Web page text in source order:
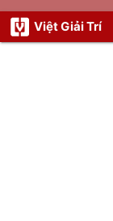
Việt Giải Trí